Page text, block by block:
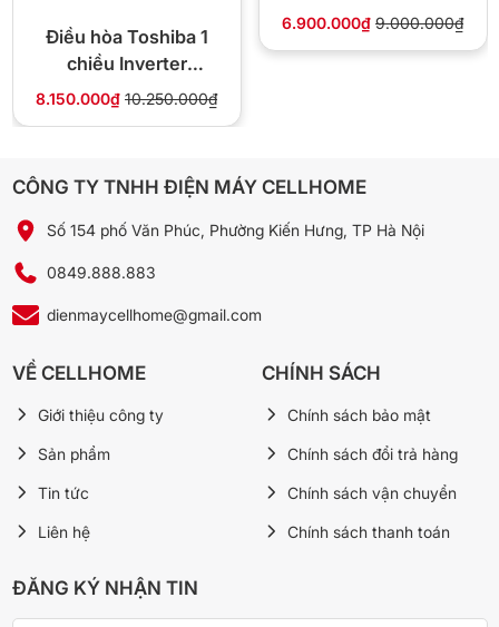
*Hình ảnh chỉ mang tính chất minh họa
Khả năng lọc không khí – sức khoẻ
Máy lạnh có trang bị tấm lọc HEPA lọc bụi PM 2.5, các bụi bẩn có
gian trong phòng luôn trong lành, dễ chịu.
Điều hòa Toshiba 1
chiều Inverter
9.000Btu RAS-
8.150.000₫ 10.250.000₫
IEC09G1
6.900.000₫ 9.000.000₫
CÔNG TY TNHH ĐIỆN MÁY CELLHOME
Số 154 phố Văn Phúc, Phường Kiến Hưng, TP Hà Nội
0849.888.883
dienmaycellhome@gmail.com
VỀ CELLHOME
Giới thiệu công ty
Sản phẩm
Tin tức
Liên hệ
CHÍNH SÁCH
Chính sách bảo mật
Chính sách đổi trả hàng
Chính sách vận chuyển
Chính sách thanh toán
ĐĂNG KÝ NHẬN TIN